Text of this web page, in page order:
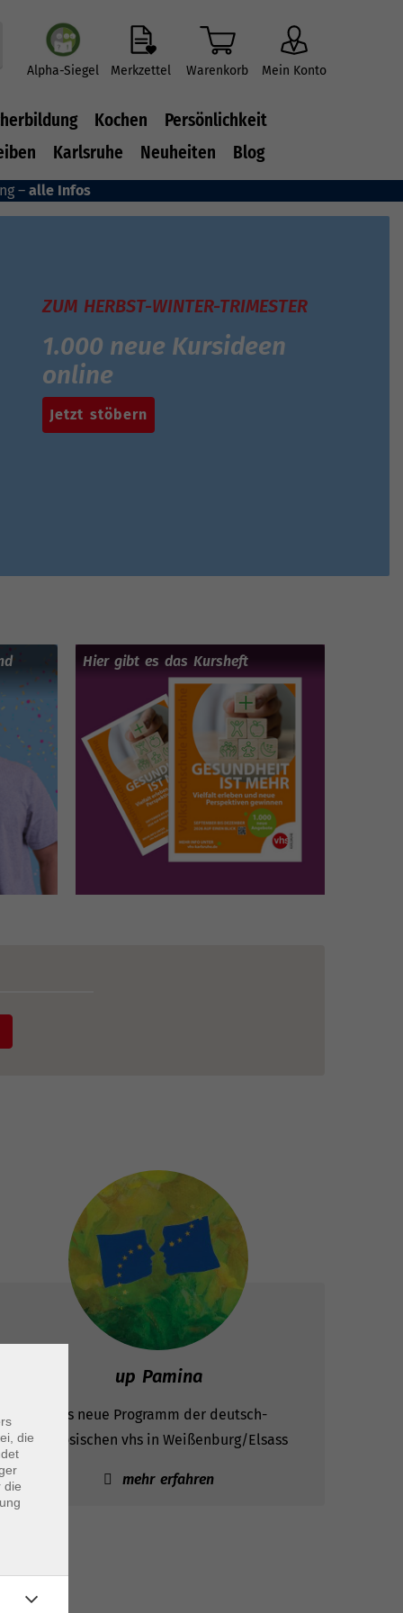
Alpha-Siegel Merkzettel Warenkorb Mein Konto
Kochen
Persönlichkeit
Karlsruhe Neuheiten Blog
– alle Infos
ZUM HERBST-WINTER-TRIMESTER
1.000 neue Kursideen
online
Jetzt stöbern
Hier gibt es das Kursheft
up Pamina
Das neue Programm der deutsch-
französischen vhs in Weißenburg/Elsass
mehr erfahren
die
die